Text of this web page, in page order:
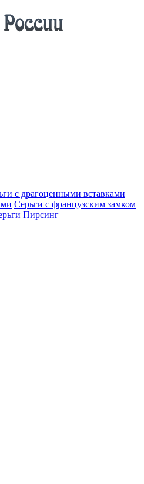
с драгоценными вставками
Серьги с французским замком
Пирсинг